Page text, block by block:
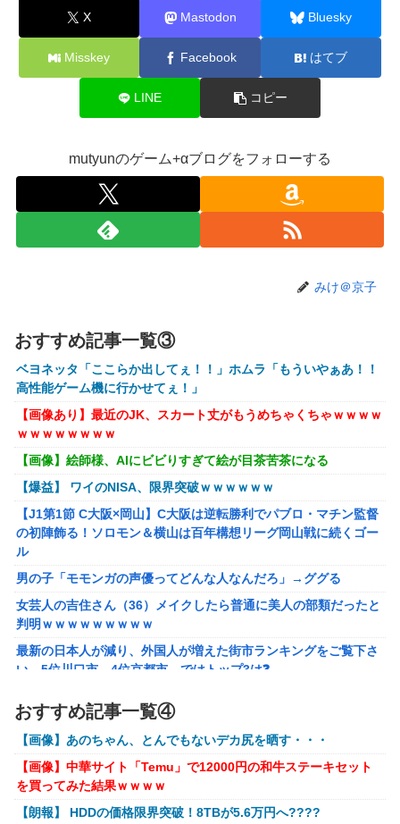
【悲報】ゲーム配信者さん、家賃8万円の部屋で深夜配信→
管理会社から厳重注意されてお気持ち表明ｗｗｗ
【悲報】粗品、永久追放ｗｗｗｗｗｗｗｗｗｗｗｗｗｗｗ
【画像】キングダムの河了貂、「あったけぇ壁」に引き続き
更に味方をぶっ殺す作戦を実行する
【艦これ】でもイベントのたびに思うんだ 空母機動部隊っ
てクソだわ！
【にじさんじ】五木、長尾に表計算ソフトの便利さを理解ら
せる『エクセルに感動してるおじさん見てなんか感動する』
【にじ甲2026】ところで野球って魔法使うのOKなんやっ
け？
にじさんじのフレン・E・ルスタリオちゃんとかいうドチャ
LOVEｗｗｗ
「ドラクエ11」攻略感想(54/クリア後)マルティナの「しん
ぴのビスチェ」可愛い！そしてメドローアやギガバーストき
たー！
【虹ヶ咲】「夏はせつ泣き」がキャッチコピーの映画【ラブ
【画像】 YouTubeコメント欄、キレッキレ
【速報】 ひろゆき、離婚ｗｗｗｗｗｗ
【ガンダムＷ】あのメンツのなかでは比較的常識のあるほう
なのがデュオだよね
【ウマ娘】コミケで配布予定だった非公式グッズ「オグリキ
ャップタマモクロスアクリル定規」意外(?)な落とし穴によ
り配布を撤回することに…
【にじさんじ】石神がミームを堪能しとる
X Mastodon Bluesky
Misskey Facebook はてブ
LINE コピー
mutyunのゲーム+αブログをフォローする
みけ＠京子
おすすめ記事一覧③
ベヨネッタ「ここらか出してぇ！！」ホムラ「もういやぁあ！！
高性能ゲーム機に行かせてぇ！」
【画像あり】最近のJK、スカート丈がもうめちゃくちゃｗｗｗｗ
ｗｗｗｗｗｗｗｗ
【画像】絵師様、AIにビビりすぎて絵が目茶苦茶になる
【爆益】 ワイのNISA、限界突破ｗｗｗｗｗｗ
【J1第1節 C大阪×岡山】C大阪は逆転勝利でパブロ・マチン監督
の初陣飾る！ソロモン＆横山は百年構想リーグ岡山戦に続くゴー
ル
男の子「モモンガの声優ってどんな人なんだろ」→ググる
女芸人の吉住さん（36）メイクしたら普通に美人の部類だったと
判明ｗｗｗｗｗｗｗｗｗ
最新の日本人が減り、外国人が増えた街市ランキングをご覧下さ
い→5位川口市、4位京都市、ではトップ3は❓
生・・・
【画像あり】インフルエンサー「20歳でアルファード一括で買え
ちゃう私って素敵」
【悲報】太鼓の達人、お馴染みのフォントの使用料が年間6万か
ら年間320万になったので変更に
おすすめ記事一覧④
【画像】あのちゃん、とんでもないデカ尻を晒す・・・
【画像】中華サイト「Temu」で12000円の和牛ステーキセット
を買ってみた結果ｗｗｗｗ
【朗報】 HDDの価格限界突破！8TBが5.6万円へ????